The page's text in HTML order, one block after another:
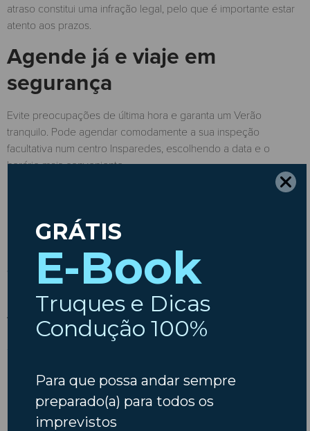
atraso constitui uma infração legal, pelo que é importante estar
atento aos prazos.
Agende já e viaje em
segurança
Evite preocupações de última hora e garanta um Verão
tranquilo. Pode agendar comodamente a sua inspeção
facultativa num centro Insparedes, escolhendo a data e o
horário mais conveniente.
Em apenas 15 minutos, ficará a saber tudo o que precisa sobre
Não ponha em causa os seus planos de Verão — faça a sua
inspeção, ganhe tranquilidade e desfrute da estrada com
confiança.
A Insparedes deseja-lhe Boas Viagens!
ARTIGO ANTERIOR
Como funciona o controlo de tração?